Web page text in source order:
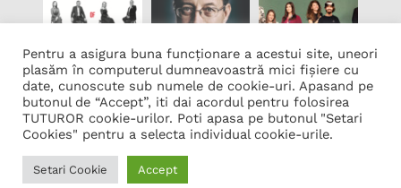
Lista Firme
Transcription Software Vatis Tech
Găzduire web
Pentru a asigura buna funcționare a acestui site, uneori
plasăm în computerul dumneavoastră mici fișiere cu
date, cunoscute sub numele de cookie-uri. Apasand pe
butonul de “Accept”, iti dai acordul pentru folosirea
TUTUROR cookie-urilor. Poti apasa pe butonul "Setari
Cookies" pentru a selecta individual cookie-urile.
Setari Cookie Accept